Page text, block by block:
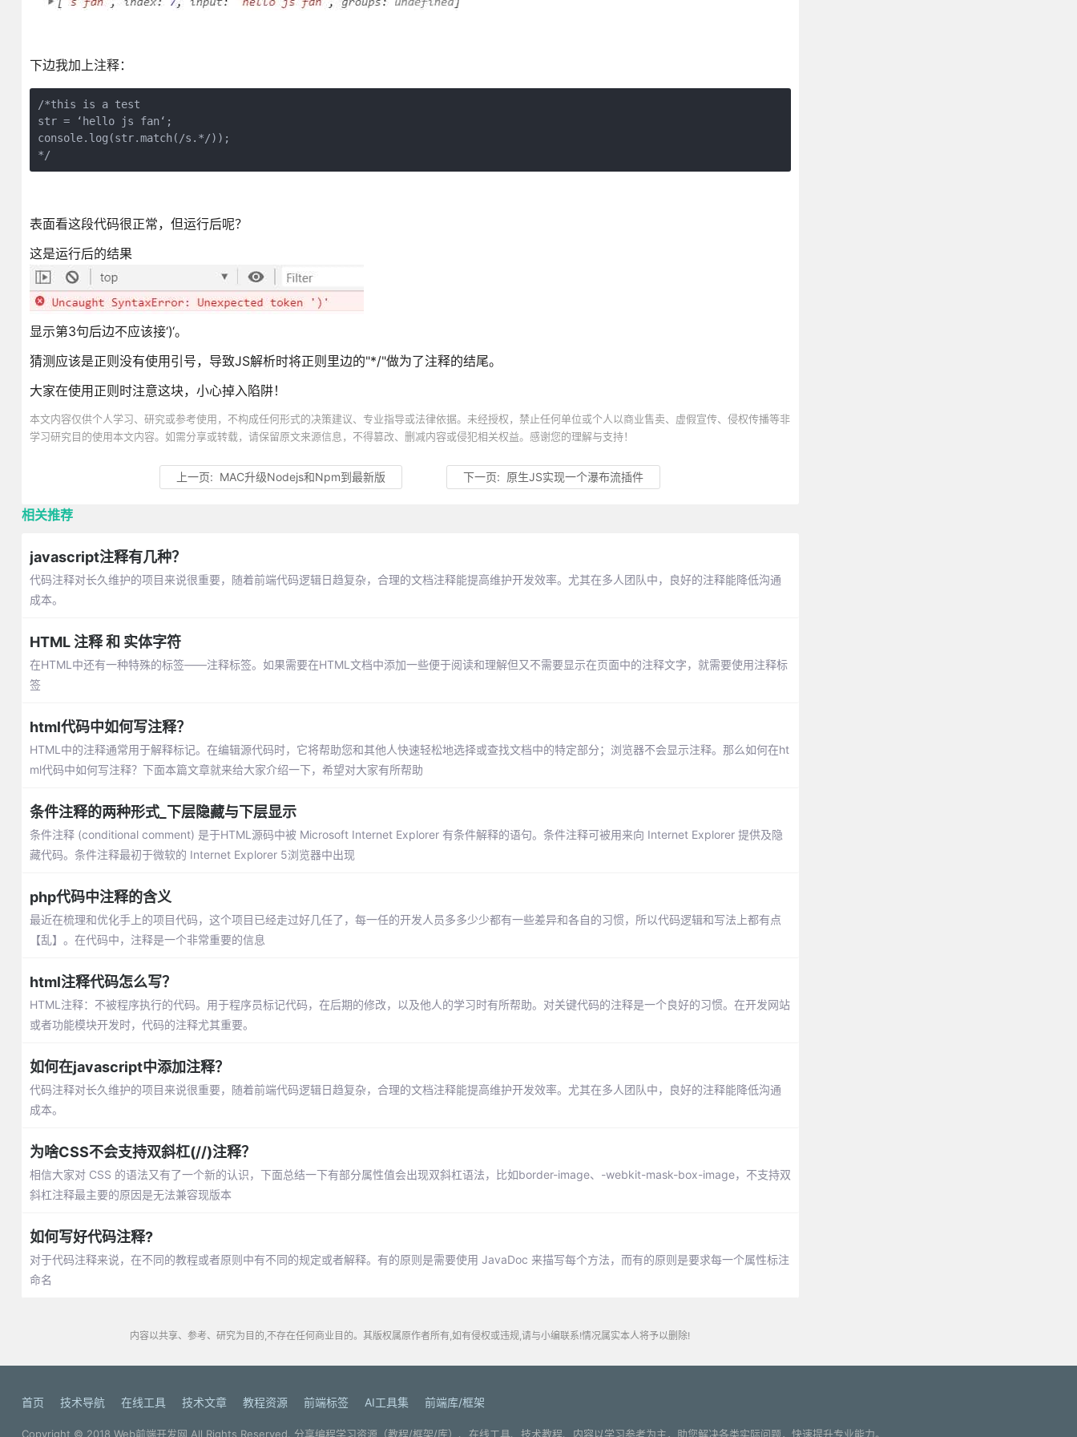
下边我加上注释：
/*this is a test
str = ‘hello js fan‘;
console.log(str.match(/s.*/));
*/
表面看这段代码很正常，但运行后呢？
这是运行后的结果
显示第3句后边不应该接‘)‘。
猜测应该是正则没有使用引号，导致JS解析时将正则里边的"*/"做为了注释的结尾。
大家在使用正则时注意这块，小心掉入陷阱！
本文内容仅供个人学习、研究或参考使用，不构成任何形式的决策建议、专业指导或法律依据。未经授权，禁止任何单位或个人以商业售卖、虚假宣传、侵权传播等非
学习研究目的使用本文内容。如需分享或转载，请保留原文来源信息，不得篡改、删减内容或侵犯相关权益。感谢您的理解与支持！
上一页: MAC升级Nodejs和Npm到最新版 下一页: 原生JS实现一个瀑布流插件
相关推荐
javascript注释有几种？
代码注释对长久维护的项目来说很重要，随着前端代码逻辑日趋复杂，合理的文档注释能提高维护开发效率。尤其在多人团队中，良好的注释能降低沟通
成本。
HTML 注释 和 实体字符
在HTML中还有一种特殊的标签——注释标签。如果需要在HTML文档中添加一些便于阅读和理解但又不需要显示在页面中的注释文字，就需要使用注释标
签
html代码中如何写注释？
HTML中的注释通常用于解释标记。在编辑源代码时，它将帮助您和其他人快速轻松地选择或查找文档中的特定部分；浏览器不会显示注释。那么如何在ht
ml代码中如何写注释？下面本篇文章就来给大家介绍一下，希望对大家有所帮助
条件注释的两种形式_下层隐藏与下层显示
条件注释 (conditional comment) 是于HTML源码中被 Microsoft Internet Explorer 有条件解释的语句。条件注释可被用来向 Internet Explorer 提供及隐
藏代码。条件注释最初于微软的 Internet Explorer 5浏览器中出现
php代码中注释的含义
最近在梳理和优化手上的项目代码，这个项目已经走过好几任了，每一任的开发人员多多少少都有一些差异和各自的习惯，所以代码逻辑和写法上都有点
【乱】。在代码中，注释是一个非常重要的信息
html注释代码怎么写？
HTML注释：不被程序执行的代码。用于程序员标记代码，在后期的修改，以及他人的学习时有所帮助。对关键代码的注释是一个良好的习惯。在开发网站
或者功能模块开发时，代码的注释尤其重要。
如何在javascript中添加注释？
代码注释对长久维护的项目来说很重要，随着前端代码逻辑日趋复杂，合理的文档注释能提高维护开发效率。尤其在多人团队中，良好的注释能降低沟通
成本。
为啥CSS不会支持双斜杠(//)注释？
相信大家对 CSS 的语法又有了一个新的认识，下面总结一下有部分属性值会出现双斜杠语法，比如border-image、-webkit-mask-box-image，不支持双
斜杠注释最主要的原因是无法兼容现版本
如何写好代码注释?
对于代码注释来说，在不同的教程或者原则中有不同的规定或者解释。有的原则是需要使用 JavaDoc 来描写每个方法，而有的原则是要求每一个属性标注
命名
内容以共享、参考、研究为目的,不存在任何商业目的。其版权属原作者所有,如有侵权或违规,请与小编联系!情况属实本人将予以删除!
首页 技术导航 在线工具 技术文章 教程资源 前端标签 AI工具集 前端库/框架
Copyright © 2018 Web前端开发网 All Rights Reserved. 分享编程学习资源（教程/框架/库）、在线工具、技术教程、内容以学习参考为主，助您解决各类实际问题，快速提升专业能力。